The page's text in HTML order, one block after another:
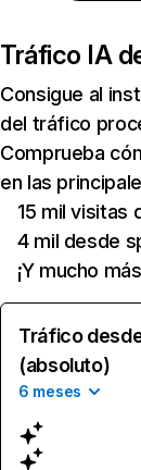
Tráfico IA
Consigue al
del tráfico
Comprueba
en las
15 mil visitas
4 mil desde
¡Y mucho
Tráfico
(absoluto)
6 meses